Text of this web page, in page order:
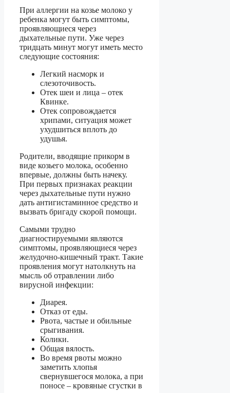
При аллергии на козье молоко у
ребенка могут быть симптомы,
проявляющиеся через
дыхательные пути. Уже через
тридцать минут могут иметь место
следующие состояния:
Легкий насморк и
слезоточивость.
Отек шеи и лица – отек
Квинке.
Отек сопровождается
хрипами, ситуация может
ухудшиться вплоть до
удушья.
Родители, вводящие прикорм в
виде козьего молока, особенно
впервые, должны быть начеку.
При первых признаках реакции
через дыхательные пути нужно
дать антигистаминное средство и
вызвать бригаду скорой помощи.
Самыми трудно
диагностируемыми являются
симптомы, проявляющиеся через
желудочно-кишечный тракт. Такие
проявления могут натолкнуть на
мысль об отравлении либо
вирусной инфекции:
Диарея.
Отказ от еды.
Рвота, частые и обильные
срыгивания.
Колики.
Общая вялость.
Во время рвоты можно
заметить хлопья
свернувшегося молока, а при
поносе – кровяные сгустки в